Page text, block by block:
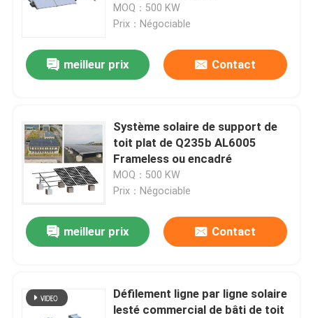
Produits
MOQ：500 KW
Prix：Négociable
meilleur prix Contact
Système solaire de support de
toit plat de Q235b AL6005
Frameless ou encadré
MOQ：500 KW
Prix：Négociable
meilleur prix Contact
Défilement ligne par ligne solaire
lesté commercial de bâti de toit